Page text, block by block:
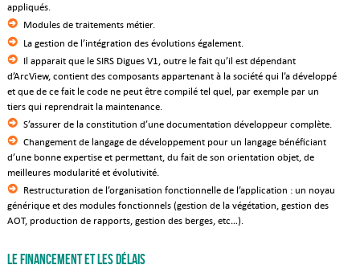
appliqués.
Modules de traitements métier.
La gestion de l’intégration des évolutions également.
Il apparait que le SIRS Digues V1, outre le fait qu’il est dépendant
d’ArcView, contient des composants appartenant à la société qui l’a développé
et que de ce fait le code ne peut être compilé tel quel, par exemple par un
tiers qui reprendrait la maintenance.
S’assurer de la constitution d’une documentation développeur complète.
Changement de langage de développement pour un langage bénéficiant
d’une bonne expertise et permettant, du fait de son orientation objet, de
meilleures modularité et évolutivité.
Restructuration de l’organisation fonctionnelle de l’application : un noyau
générique et des modules fonctionnels (gestion de la végétation, gestion des
AOT, production de rapports, gestion des berges, etc…).
Le financement et les délais